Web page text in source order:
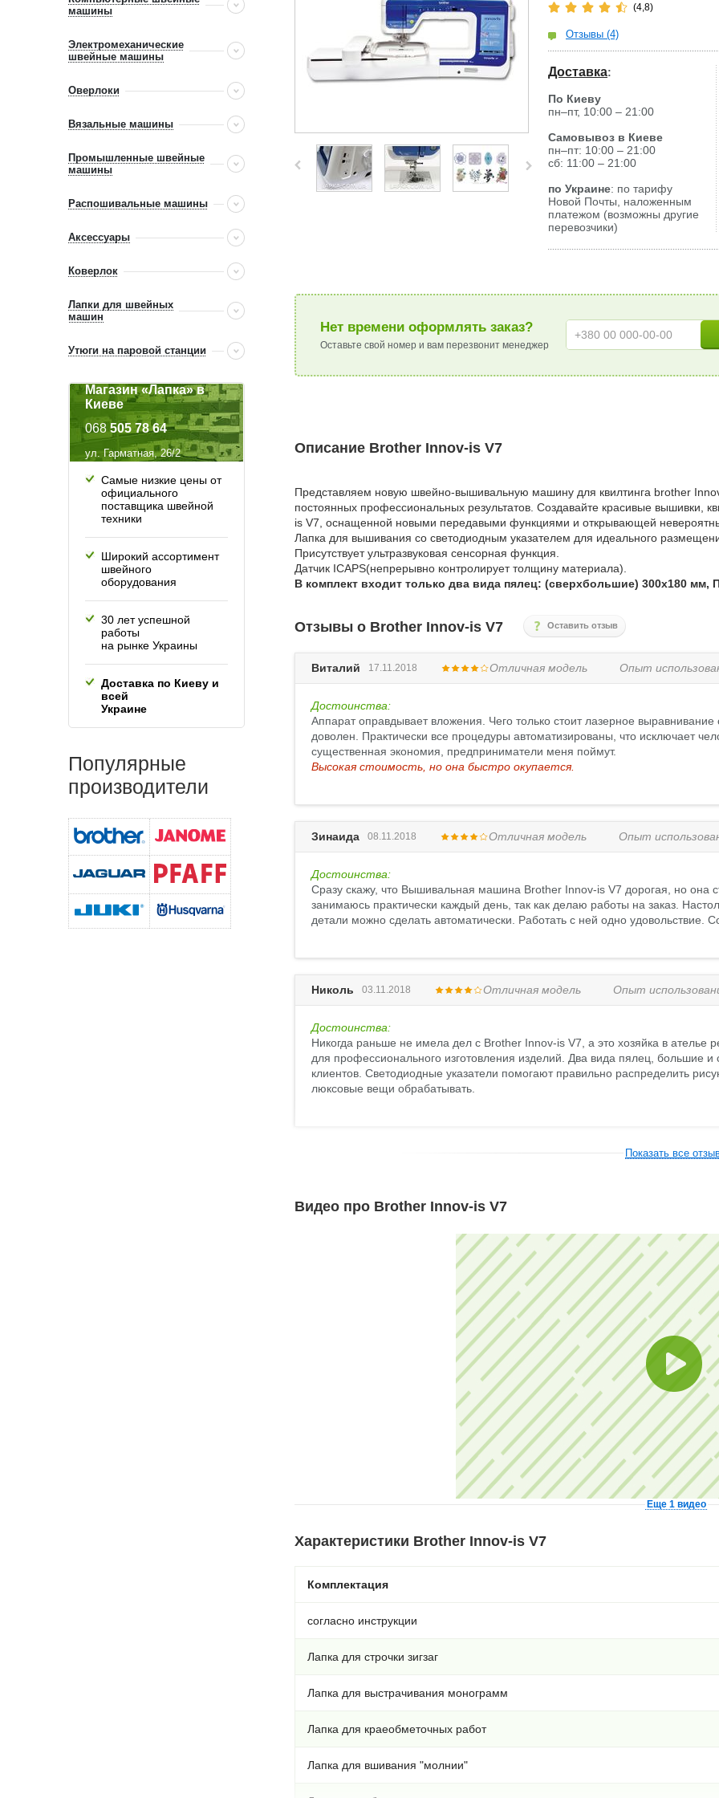
(4,8)
Отзывы (4)
Доставка:
По Киеву
пн–пт, 10:00 – 21:00
Самовывоз в Киеве
пн–пт: 10:00 – 21:00
сб: 11:00 – 21:00
по Украине: по тарифу
Новой Почты, наложенным
платежом (возможны другие
перевозчики)
Нет времени оформлять заказ?
Оставьте свой номер и вам перезвонит менеджер
Описание Brother Innov-is V7
Представляем новую швейно-вышивальную машину для квилтинга brother
постоянных профессиональных результатов. Создавайте красивые вышивки,
is V7, оснащенной новыми передавыми функциями и открывающей
Лапка для вышивания со светодиодным указателем для идеального
Присутствует ультразвуковая сенсорная функция.
Датчик ICAPS(непрерывно контролирует толщину материала).
В комплект входит только два вида пялец: (сверхбольшие) 300х180 мм,
Отзывы о Brother Innov-is V7 Оставить отзыв
Виталий 17.11.2018 Отличная модель Опыт
Достоинства:
Аппарат оправдывает вложения. Чего только стоит лазерное
доволен. Практически все процедуры автоматизированы, что исключает
существенная экономия, предприниматели меня поймут.
Высокая стоимость, но она быстро окупается.
Зинаида 08.11.2018 Отличная модель Опыт
Достоинства:
Сразу скажу, что Вышивальная машина Brother Innov-is V7 дорогая, но она
занимаюсь практически каждый день, так как делаю работы на заказ.
детали можно сделать автоматически. Работать с ней одно удовольствие.
Николь 03.11.2018 Отличная модель Опыт
Достоинства:
Никогда раньше не имела дел с Brother Innov-is V7, а это хозяйка в ателье
для профессионального изготовления изделий. Два вида пялец, большие
клиентов. Светодиодные указатели помогают правильно распределить
люксовые вещи обрабатывать.
Показать все
Видео про Brother Innov-is V7
Еще 1 видео
Характеристики Brother Innov-is V7
Комплектация
согласно инструкции
Лапка для строчки зигзаг
Лапка для выстрачивания монограмм
Лапка для краеобметочных работ
Лапка для вшивания "молнии"
машины
Электромеханические
швейные машины
Оверлоки
Вязальные машины
Промышленные швейные
машины
Распошивальные машины
Аксессуары
Коверлок
Лапки для швейных
машин
Утюги на паровой станции
Магазин «Лапка» в
Киеве
068 505 78 64
ул. Гарматная, 26/2
Самые низкие цены от
официального
поставщика швейной
техники
Широкий ассортимент
швейного
оборудования
30 лет успешной
работы
на рынке Украины
Доставка по Киеву и
всей
Украине
Популярные
производители